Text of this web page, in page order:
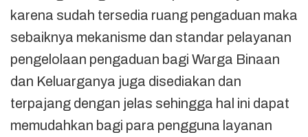
karena sudah tersedia ruang pengaduan maka
sebaiknya mekanisme dan standar pelayanan
pengelolaan pengaduan bagi Warga Binaan
dan Keluarganya juga disediakan dan
terpajang dengan jelas sehingga hal ini dapat
memudahkan bagi para pengguna layanan